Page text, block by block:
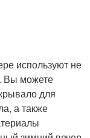
используют не
Вы можете
для
а также